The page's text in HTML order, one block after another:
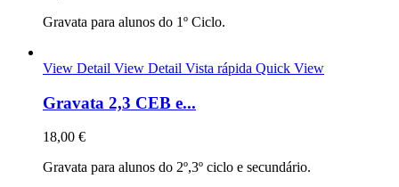
Gravata para alunos do 1º Ciclo.
View Detail View Detail Vista rápida Quick View
Gravata 2,3 CEB e...
18,00 €
Gravata para alunos do 2º,3º ciclo e secundário.